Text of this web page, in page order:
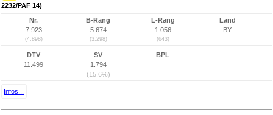
2232/PAF 14)
Nr.
7.923
(4.898)
B-Rang
5.674
(3.298)
L-Rang
1.056
(643)
Land
BY
DTV
11.499
SV
1.794
(15,6%)
BPL
Infos...